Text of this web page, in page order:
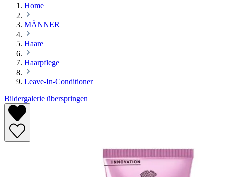
Home
MÄNNER
Haare
Haarpflege
Leave-In-Conditioner
Bildergalerie überspringen